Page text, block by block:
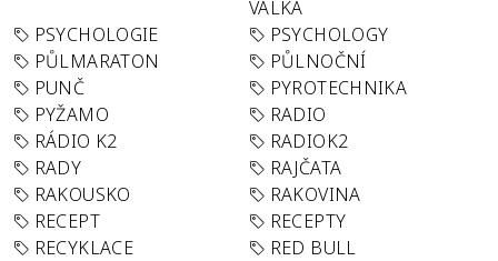
VÁLKA
PSYCHOLOGIE
PSYCHOLOGY
PŮLMARATON
PŮLNOČNÍ
PUNČ
PYROTECHNIKA
PYŽAMO
RADIO
RÁDIO K2
RADIOK2
RADY
RAJČATA
RAKOUSKO
RAKOVINA
RECEPT
RECEPTY
RECYKLACE
RED BULL